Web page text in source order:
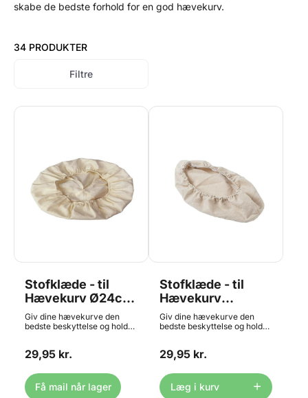
skabe de bedste forhold for en god hævekurv.
34 PRODUKTER
Filtre
Stofklæde - til
Hævekurv Ø24cm,
Rund
Giv dine hævekurve den
bedste beskyttelse og hold
passer til runde hævekurve i
omkring Ø24 cm - passer
også til lidt større og mindre
kurve. Nem
29,95 kr.
Få mail når lager
Stofklæde - til
Hævekurv
30x15cm, Oval
Giv dine hævekurve den
bedste beskyttelse og hold
passer til ovale hævekurve i
omkring 30 x 15 cm - passer
også til lidt større og mindre
kurve. Nem
29,95 kr.
Læg i kurv